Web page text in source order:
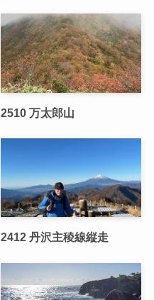
2510 万太郎山
2412 丹沢主稜線縦走